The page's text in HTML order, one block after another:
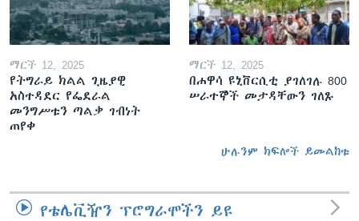
ማርች 12, 2025
የትግራይ ክልል ጊዜያዊ
አስተዳደር የፌደራል
መንግሥቱን ጣልቃ ገብነት
ጠየቀ
ማርች 12, 2025
በሐዋሳ ዩኒቨርሲቲ ያገለገሉ 800
ሠራተኞች መታዳቸውን ገለጹ
ሁሉንም ክፍሎች ይመልከቱ
የቴሌቪዥን ፕሮግራሞችን ይዩ